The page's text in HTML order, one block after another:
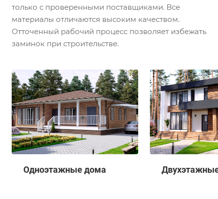
только с проверенными поставщиками. Все
материалы отличаются высоким качеством.
Отточенный рабочий процесс позволяет избежать
заминок при строительстве.
Одноэтажные дома